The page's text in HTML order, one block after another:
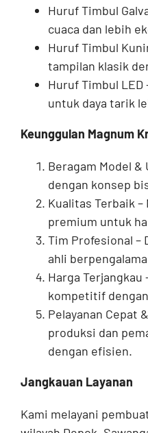
Huruf Timbul
cuaca dan lebih
Huruf Timbul
tampilan klasik
Huruf Timbul LED
untuk daya tarik
Keunggulan Magnum
Beragam Model &
dengan konsep
Kualitas Terbaik –
premium untuk
Tim Profesional –
ahli
Harga Terjangkau
kompetitif
Pelayanan Cepat
produksi dan
dengan efisien.
Jangkauan Layanan
Kami melayani